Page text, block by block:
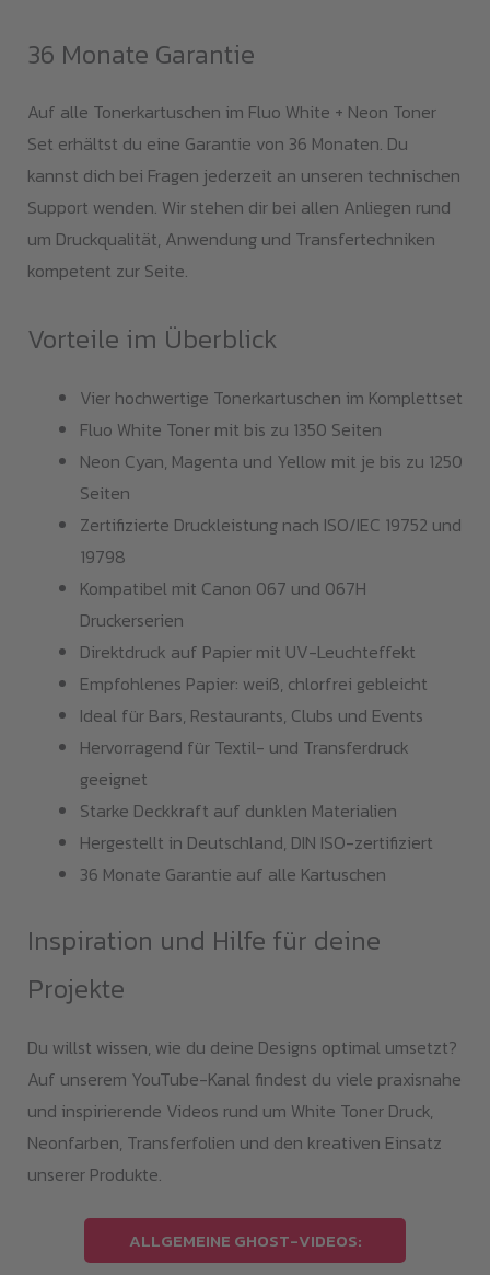
36 Monate Garantie
Auf alle Tonerkartuschen im Fluo White + Neon Toner
Set erhältst du eine Garantie von 36 Monaten. Du
kannst dich bei Fragen jederzeit an unseren technischen
Support wenden. Wir stehen dir bei allen Anliegen rund
um Druckqualität, Anwendung und Transfertechniken
kompetent zur Seite.
Vorteile im Überblick
Vier hochwertige Tonerkartuschen im Komplettset
Fluo White Toner mit bis zu 1350 Seiten
Neon Cyan, Magenta und Yellow mit je bis zu 1250
Seiten
Zertifizierte Druckleistung nach ISO/IEC 19752 und
19798
Kompatibel mit Canon 067 und 067H
Druckerserien
Direktdruck auf Papier mit UV-Leuchteffekt
Empfohlenes Papier: weiß, chlorfrei gebleicht
Ideal für Bars, Restaurants, Clubs und Events
Hervorragend für Textil- und Transferdruck
geeignet
Starke Deckkraft auf dunklen Materialien
Hergestellt in Deutschland, DIN ISO-zertifiziert
36 Monate Garantie auf alle Kartuschen
Inspiration und Hilfe für deine
Projekte
Du willst wissen, wie du deine Designs optimal umsetzt?
Auf unserem YouTube-Kanal findest du viele praxisnahe
und inspirierende Videos rund um White Toner Druck,
Neonfarben, Transferfolien und den kreativen Einsatz
unserer Produkte.
ALLGEMEINE GHOST-VIDEOS: